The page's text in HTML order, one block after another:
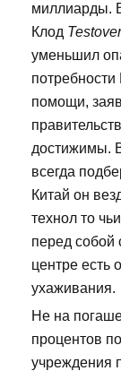
миллиарды.
Клод
уменьшил
помощи,
достижимы.
всегда
Китай он
технол то
перед собой
центре есть
ухаживания.
Не на
процентов
учреждения